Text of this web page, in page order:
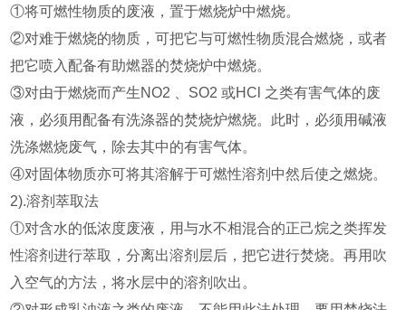
①将可燃性物质的废液，置于燃烧炉中燃烧。
②对难于燃烧的物质，可把它与可燃性物质混合燃烧，或者
把它喷入配备有助燃器的焚烧炉中燃烧。
③对由于燃烧而产生NO2 、SO2 或HCl 之类有害气体的废
液，必须用配备有洗涤器的焚烧炉燃烧。此时，必须用碱液
洗涤燃烧废气，除去其中的有害气体。
④对固体物质亦可将其溶解于可燃性溶剂中然后使之燃烧。
2).溶剂萃取法
①对含水的低浓度废液，用与水不相混合的正己烷之类挥发
性溶剂进行萃取，分离出溶剂层后，把它进行焚烧。再用吹
入空气的方法，将水层中的溶剂吹出。